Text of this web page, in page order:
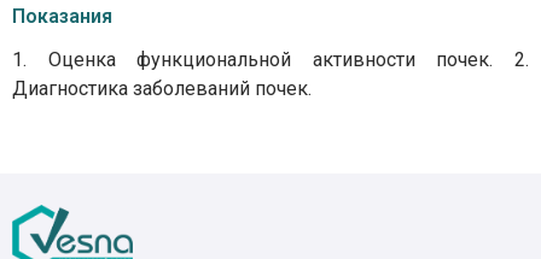
Показания
1. Оценка функциональной активности почек. 2.
Диагностика заболеваний почек.